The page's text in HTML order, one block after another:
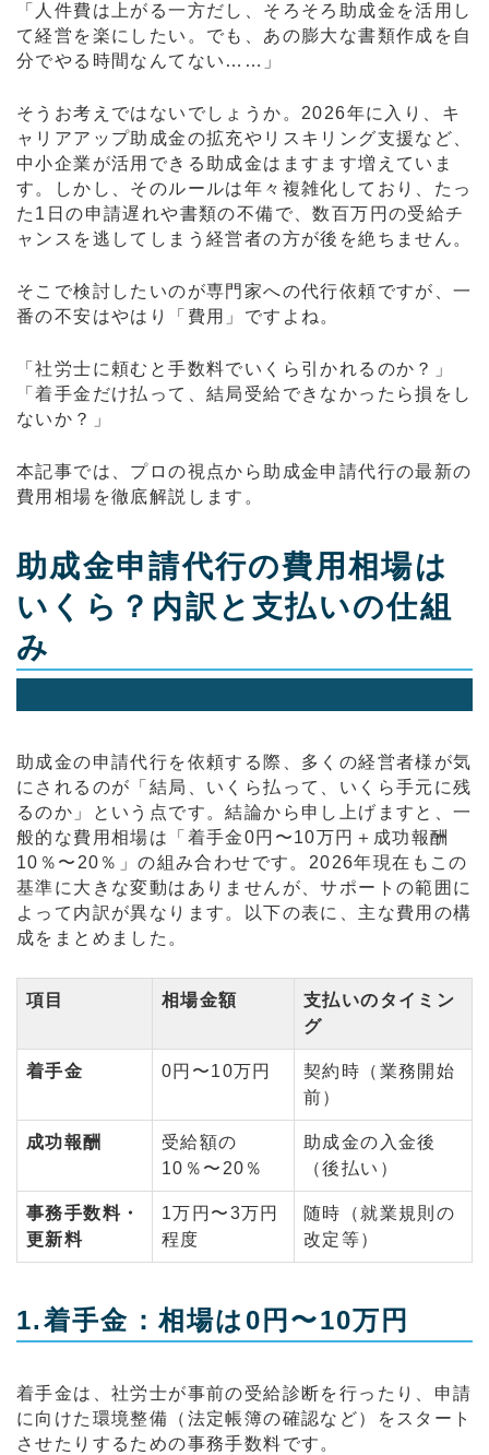
「人件費は上がる一方だし、そろそろ助成金を活用し
て経営を楽にしたい。でも、あの膨大な書類作成を自
分でやる時間なんてない……」
そうお考えではないでしょうか。2026年に入り、キ
ャリアアップ助成金の拡充やリスキリング支援など、
中小企業が活用できる助成金はますます増えていま
す。しかし、そのルールは年々複雑化しており、たっ
た1日の申請遅れや書類の不備で、数百万円の受給チ
ャンスを逃してしまう経営者の方が後を絶ちません。
そこで検討したいのが専門家への代行依頼ですが、一
番の不安はやはり「費用」ですよね。
「社労士に頼むと手数料でいくら引かれるのか？」
「着手金だけ払って、結局受給できなかったら損をし
ないか？」
本記事では、プロの視点から助成金申請代行の最新の
費用相場を徹底解説します。
助成金申請代行の費用相場は
いくら？内訳と支払いの仕組
み
助成金の申請代行を依頼する際、多くの経営者様が気
にされるのが「結局、いくら払って、いくら手元に残
るのか」という点です。結論から申し上げますと、一
般的な費用相場は「着手金0円〜10万円＋成功報酬
10％〜20％」の組み合わせです。2026年現在もこの
基準に大きな変動はありませんが、サポートの範囲に
よって内訳が異なります。以下の表に、主な費用の構
成をまとめました。
項目 相場金額
支払いのタイミン
グ
着手金 0円〜10万円
契約時（業務開始
前）
成功報酬
受給額の
10％〜20％
助成金の入金後
（後払い）
事務手数料・
更新料
1万円〜3万円
程度
随時（就業規則の
改定等）
1.着手金：相場は0円〜10万円
着手金は、社労士が事前の受給診断を行ったり、申請
に向けた環境整備（法定帳簿の確認など）をスタート
させたりするための事務手数料です。